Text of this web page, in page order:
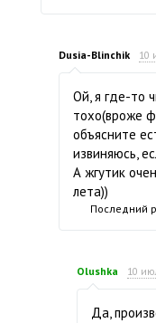
Dusia-Blinchik 10
Ой, я где-то
тохо(вроже
объясните
извиняюсь,
А жгутик
лета))
Последний
Olushka 10
Да,